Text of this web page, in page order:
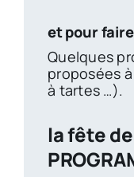
et pour
Quelques
proposées
à tartes …).
la fête de